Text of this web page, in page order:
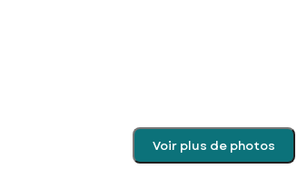
Voir plus de photos